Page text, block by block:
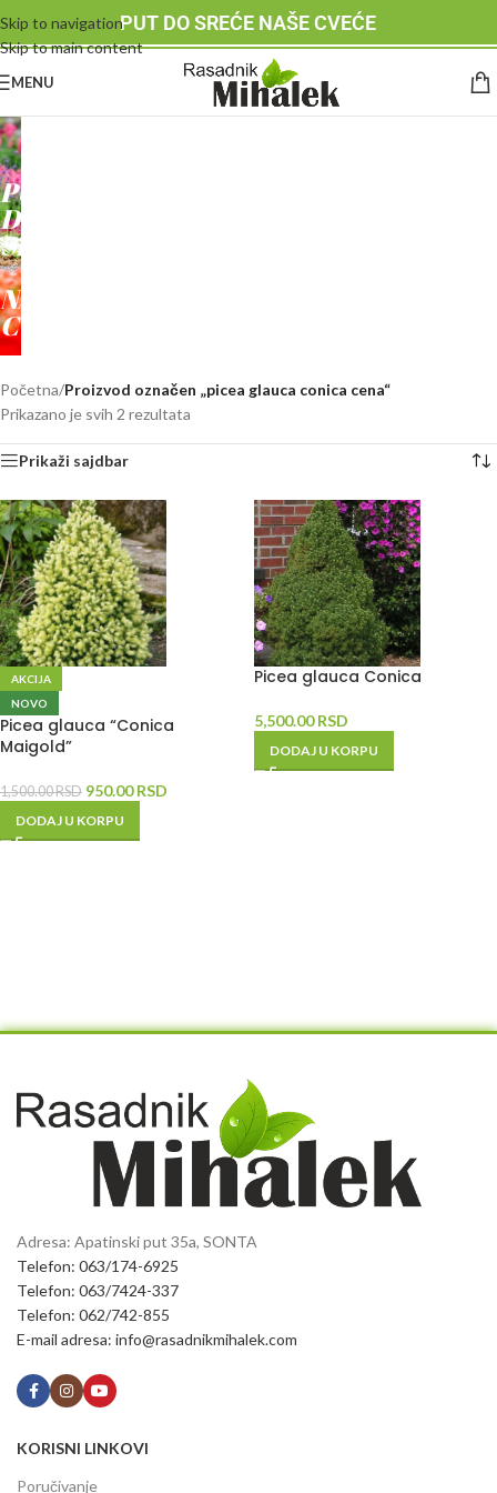
Skip to navigation
Skip to main content
PUT DO SREĆE NAŠE CVEĆE
MENU
RASADNIK
MIHALEK
PUT
DO
SREĆE
-
NAŠE
CVEĆE
Početna/Proizvod označen „picea glauca conica cena“
Prikazano je svih 2 rezultata
Prikaži sajdbar
AKCIJA
NOVO
Picea glauca “Conica
Maigold”
1,500.00RSD 950.00RSD
DODAJ U KORPU
Picea glauca Conica
5,500.00RSD
DODAJ U KORPU
Adresa: Apatinski put 35a, SONTA
Telefon: 063/174-6925
Telefon: 063/7424-337
Telefon: 062/742-855
E-mail adresa: info@rasadnikmihalek.com
KORISNI LINKOVI
Poručivanje